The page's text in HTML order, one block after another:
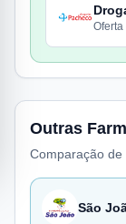
Outras
Comparação de
São